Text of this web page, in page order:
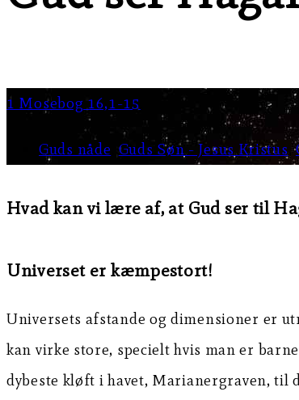
1 Mosebog 16,1-15
Guds nåde Guds Søn - Jesus Kristus,
Hvad kan vi lære af, at Gud ser til
Universet er kæmpestort!
Universets afstande og dimensioner er
kan virke store, specielt hvis man er
dybeste kløft i havet, Marianergraven, til